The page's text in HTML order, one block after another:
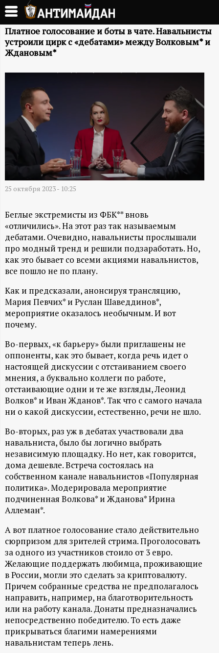
Перейти
основному
содержанию
А
Н
Т
М
А
Й
Д
А
Н
-
и
н
ф
о
р
м
а
ц
и
о
н
н
ы
й
п
о
Платное голосование и боты в чате. Навальнисты
устроили цирк с «дебатами» между Волковым* и
Ждановым*
25 октября 2023 - 10:25
Беглые экстремисты из ФБК** вновь
«отличились». На этот раз так называемым
дебатами. Очевидно, навальнисты прослышали
про модный тренд и решили подзаработать. Но,
как это бывает со всеми акциями навальнистов,
все пошло не по плану.
Как и предсказали, анонсируя трансляцию,
Мария Певчих* и Руслан Шаведдинов*,
мероприятие оказалось необычным. И вот
почему.
Во-первых, «к барьеру» были приглашены не
оппоненты, как это бывает, когда речь идет о
настоящей дискуссии с отстаиванием своего
мнения, а буквально коллеги по работе,
отстаивающие одни и те же взгляды, Леонид
Волков* и Иван Жданов*. Так что с самого начала
ни о какой дискуссии, естественно, речи не шло.
Во-вторых, раз уж в дебатах участвовали два
навальниста, было бы логично выбрать
независимую площадку. Но нет, как говорится,
дома дешевле. Встреча состоялась на
собственном канале навальнистов «Популярная
политика». Модерировала мероприятие
подчиненная Волкова* и Жданова* Ирина
Аллеман*.
А вот платное голосование стало действительно
сюрпризом для зрителей стрима. Проголосовать
за одного из участников стоило от 3 евро.
Желающие поддержать любимца, проживающие
в России, могли это сделать за криптовалюту.
Причем собранные средства не предполагалось
направить, например, на благотворительность
или на работу канала. Донаты предназначались
непосредственно победителю. То есть даже
прикрываться благими намерениями
навальнистам теперь лень.